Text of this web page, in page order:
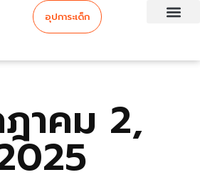
อุปการะเด็ก
าคม 2,